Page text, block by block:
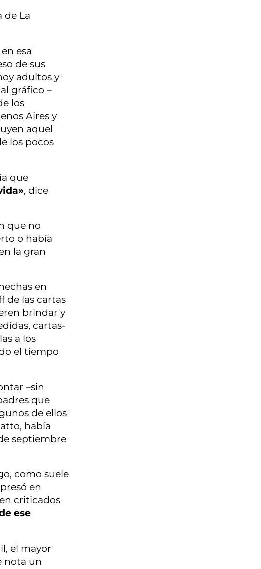
de La
esa
de sus
adultos y
gráfico –
los
Aires y
aquel
los pocos
que
, dice
que no
o había
la gran
en
de las cartas
brindar y
cartas-
a los
el tiempo
–sin
que
de ellos
había
septiembre
como suele
en
criticados
ese
el mayor
nota un